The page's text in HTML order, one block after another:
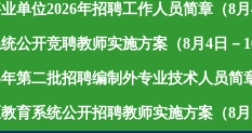
单位2026年招聘工作人员简章（8月
公开竞聘教师实施方案（8月4日－
第二批招聘编制外专业技术人员简
育系统公开招聘教师实施方案（8月